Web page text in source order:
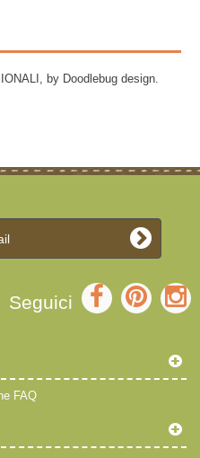
by Doodlebug design.
Seguici
FAQ